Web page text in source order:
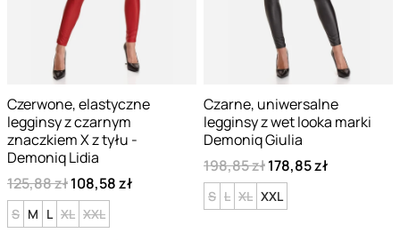
Czerwone, elastyczne
legginsy z czarnym
znaczkiem X z tyłu -
Demoniq Lidia
125,88 zł108,58 zł
S M L XL XXL
Czarne, uniwersalne
legginsy z wet looka marki
Demoniq Giulia
198,85 zł178,85 zł
S L XL XXL